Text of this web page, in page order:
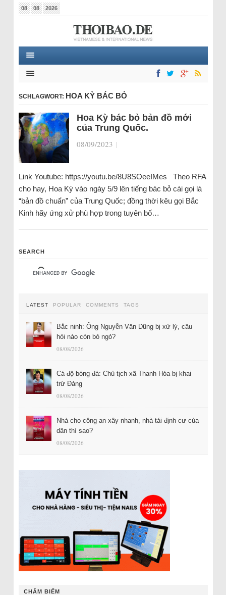
08 08 2026
SCHLAGWORT: HOA KỲ BÁC BỎ
Hoa Kỳ bác bỏ bản đồ mới
của Trung Quốc.
08/09/2023 |
Link Youtube: https://youtu.be/8U8SOeeIMes Theo RFA
cho hay, Hoa Kỳ vào ngày 5/9 lên tiếng bác bỏ cái gọi là
“bản đồ chuẩn” của Trung Quốc; đồng thời kêu gọi Bắc
Kinh hãy ứng xử phù hợp trong tuyên bố…
SEARCH
LATEST POPULAR COMMENTS TAGS
Bắc ninh: Ông Nguyễn Văn Dũng bị xử lý, câu
hỏi nào còn bỏ ngỏ?
08/08/2026
Cá độ bóng đá: Chủ tịch xã Thanh Hóa bị khai
trừ Đảng
08/08/2026
Nhà cho công an xây nhanh, nhà tái định cư của
dân thì sao?
08/08/2026
CHÂM BIẾM